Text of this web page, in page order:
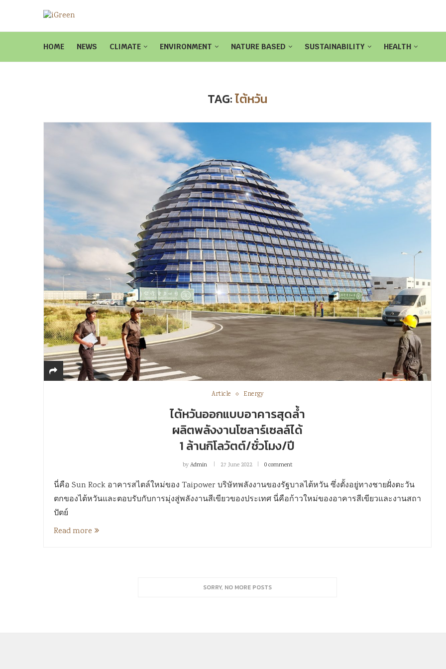
HOME NEWS CLIMATE ENVIRONMENT NATURE BASED SUSTAINABILITY HEALTH
TAG:ไต้หวัน
Article Energy
ไต้หวันออกแบบอาคารสุดล้ำ
ผลิตพลังงานโซลาร์เซลล์ได้
1 ล้านกิโลวัตต์/ชั่วโมง/ปี
byAdmin 27 June 2022 0 comment
นี่คือ Sun Rock อาคารสไตล์ใหม่ของ Taipower บริษัทพลังงานของรัฐบาลไต้หวัน ซึ่งตั้งอยู่ทางชายฝั่งตะวัน
ตกของไต้หวันและตอบรับกับการมุ่งสู่พลังงานสีเขียวของประเทศ นี่คือก้าวใหม่ของอาคารสีเขียวและงานสถา
ปัตย์
Read more
SORRY, NO MORE POSTS